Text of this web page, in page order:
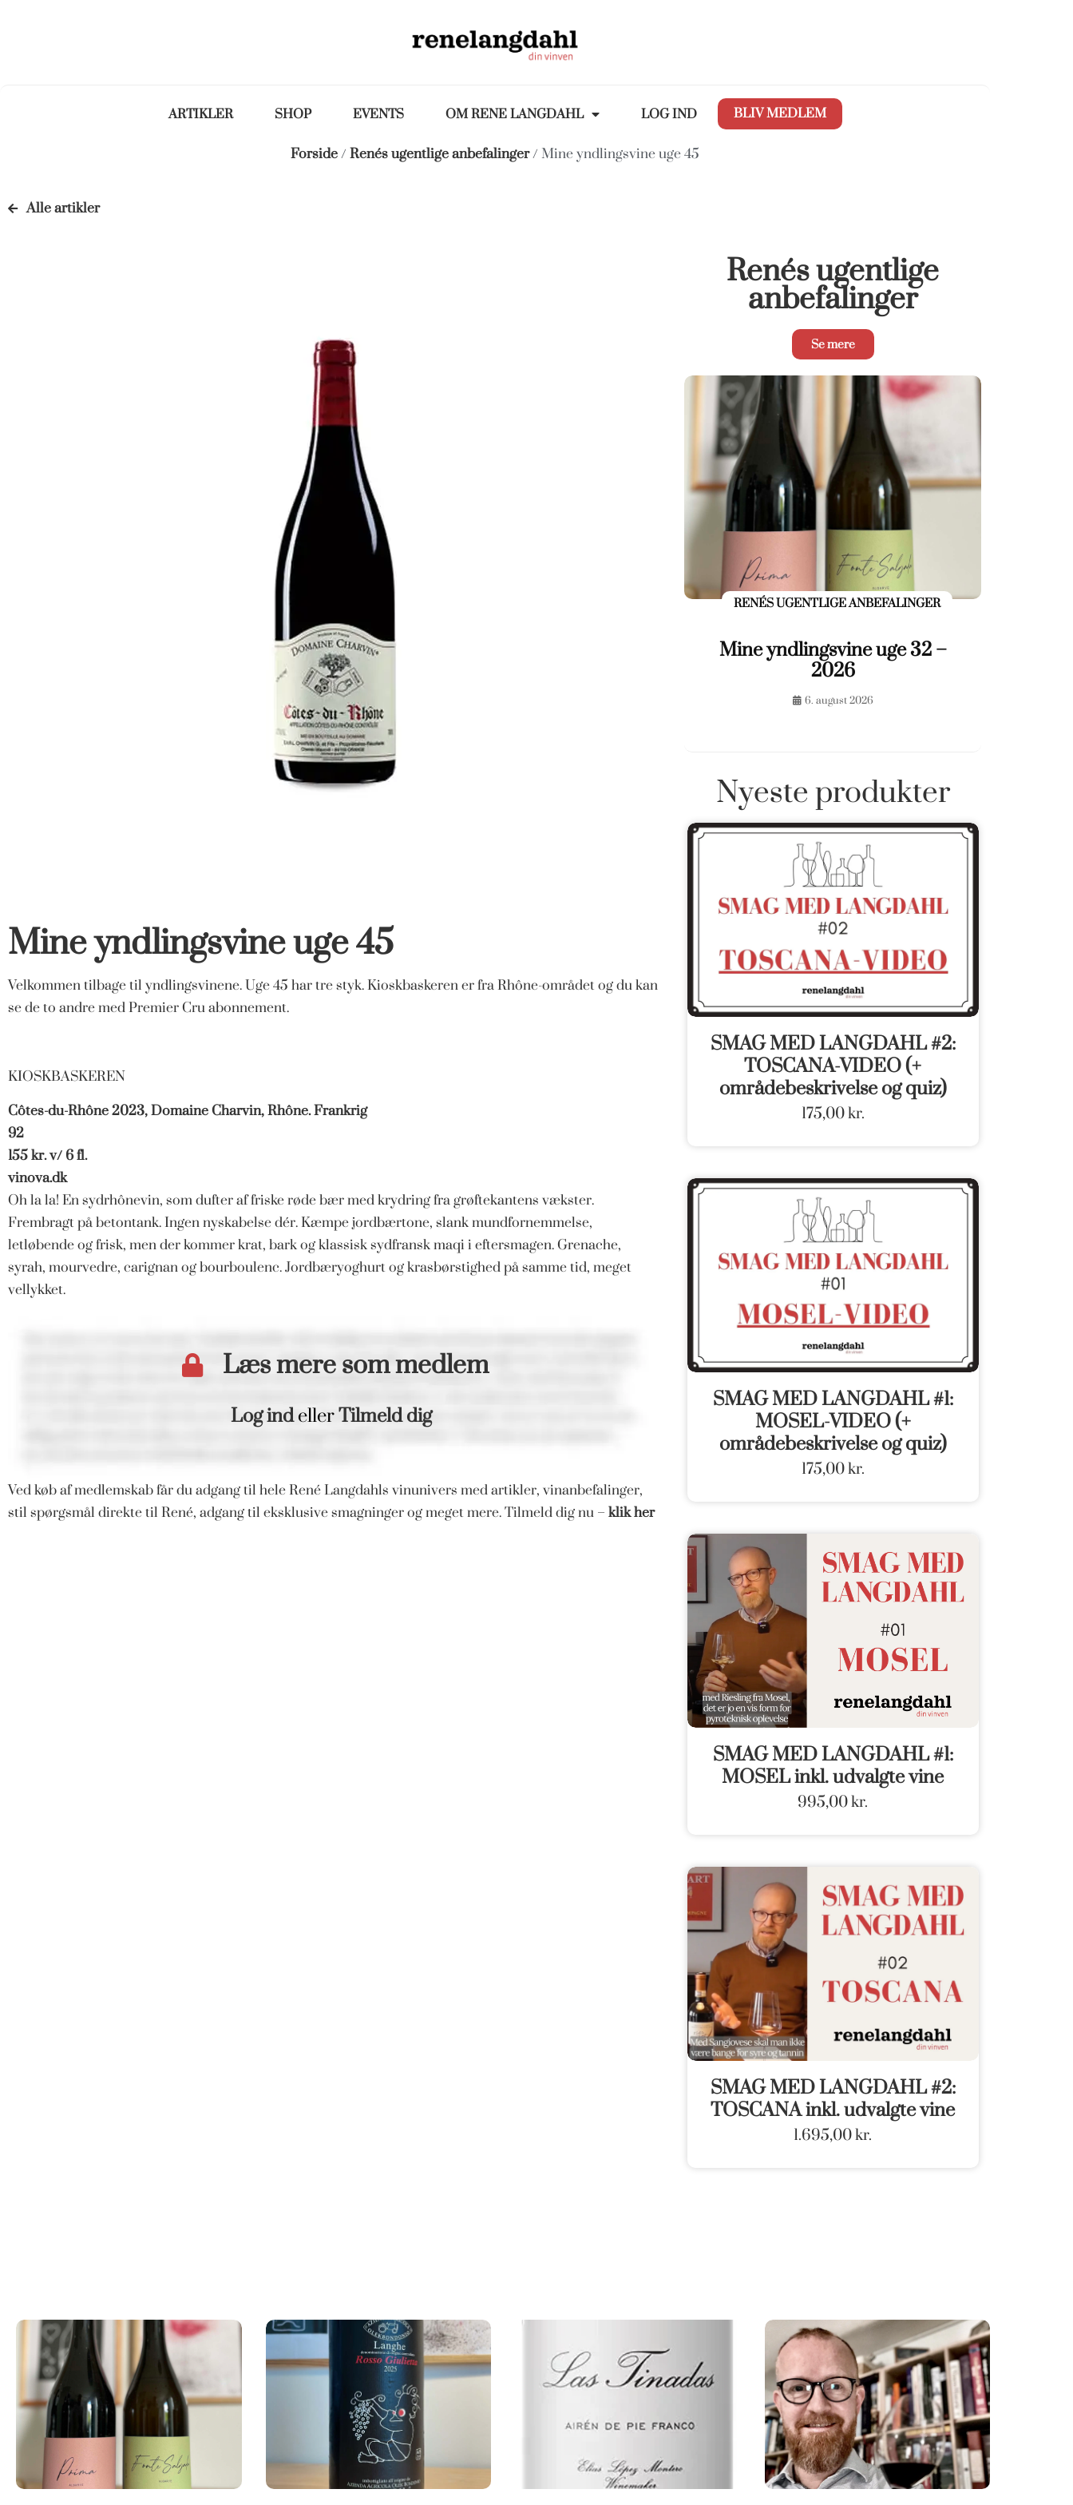
ARTIKLER SHOP EVENTS OM RENE LANGDAHL LOG IND BLIV MEDLEM
Forside/ Renés ugentlige anbefalinger/ Mine yndlingsvine uge 45
Alle artikler
Mine yndlingsvine uge 45
Velkommen tilbage til yndlingsvinene. Uge 45 har tre styk. Kioskbaskeren er fra Rhône-området og du kan
se de to andre med Premier Cru abonnement.
KIOSKBASKEREN
Côtes-du-Rhône 2023, Domaine Charvin, Rhône. Frankrig
92
155 kr. v/ 6 fl.
vinova.dk
Oh la la! En sydrhônevin, som dufter af friske røde bær med krydring fra grøftekantens vækster.
Frembragt på betontank. Ingen nyskabelse dér. Kæmpe jordbærtone, slank mundfornemmelse,
letløbende og frisk, men der kommer krat, bark og klassisk sydfransk maqi i eftersmagen. Grenache,
syrah, mourvedre, carignan og bourboulenc. Jordbæryoghurt og krasbørstighed på samme tid, meget
vellykket.
Læs mere som medlem
Log indellerTilmeld dig
Ved køb af medlemskab får du adgang til hele René Langdahls vinunivers med artikler, vinanbefalinger,
stil spørgsmål direkte til René, adgang til eksklusive smagninger og meget mere. Tilmeld dig nu – klik her
Renés ugentlige
anbefalinger
Se mere
RENÉS UGENTLIGE ANBEFALINGER
Mine yndlingsvine uge 32 –
2026
6. august 2026
Nyeste produkter
SMAG MED LANGDAHL #2:
TOSCANA-VIDEO (+
områdebeskrivelse og quiz)
175,00kr.
SMAG MED LANGDAHL #1:
MOSEL-VIDEO (+
områdebeskrivelse og quiz)
175,00kr.
SMAG MED LANGDAHL #1:
MOSEL inkl. udvalgte vine
995,00kr.
SMAG MED LANGDAHL #2:
TOSCANA inkl. udvalgte vine
1.695,00kr.